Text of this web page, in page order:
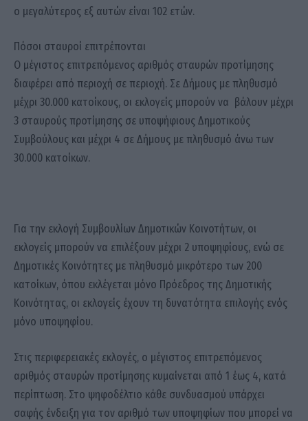
ο μεγαλύτερος εξ αυτών είναι 102 ετών.
Πόσοι σταυροί επιτρέπονται
Ο μέγιστος επιτρεπόμενος αριθμός σταυρών προτίμησης
διαφέρει από περιοχή σε περιοχή. Σε Δήμους με πληθυσμό
μέχρι 30.000 κατοίκους, οι εκλογείς μπορούν να βάλουν μέχρι
3 σταυρούς προτίμησης σε υποψήφιους Δημοτικούς
Συμβούλους και μέχρι 4 σε Δήμους με πληθυσμό άνω των
30.000 κατοίκων.
Για την εκλογή Συμβουλίων Δημοτικών Κοινοτήτων, οι
εκλογείς μπορούν να επιλέξουν μέχρι 2 υποψηφίους, ενώ σε
Δημοτικές Κοινότητες με πληθυσμό μικρότερο των 200
κατοίκων, όπου εκλέγεται μόνο Πρόεδρος της Δημοτικής
Κοινότητας, οι εκλογείς έχουν τη δυνατότητα επιλογής ενός
μόνο υποψηφίου.
Στις περιφερειακές εκλογές, ο μέγιστος επιτρεπόμενος
αριθμός σταυρών προτίμησης κυμαίνεται από 1 έως 4, κατά
περίπτωση. Στο ψηφοδέλτιο κάθε συνδυασμού υπάρχει
σαφής ένδειξη για τον αριθμό των υποψηφίων που μπορεί να